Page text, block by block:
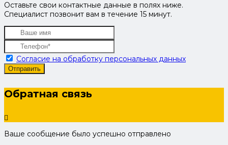
Оставьте свои контактные данные в полях ниже.
Специалист позвонит вам в течение 15 минут.
Согласие на обработку персональных данных
Отправить
Обратная связь
Ваше сообщение было успешно отправлено